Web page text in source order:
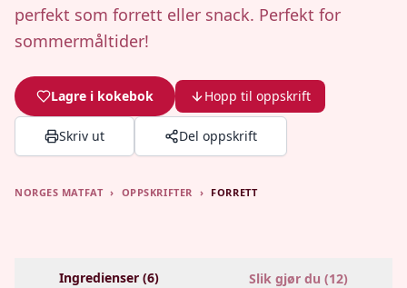
perfekt som forrett eller snack. Perfekt for
sommermåltider!
Lagre i kokebok Hopp til oppskrift
Skriv ut Del oppskrift
NORGES MATFAT › OPPSKRIFTER › FORRETT
Ingredienser (6) Slik gjør du (12)